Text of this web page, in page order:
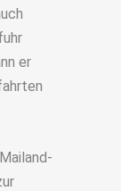
er